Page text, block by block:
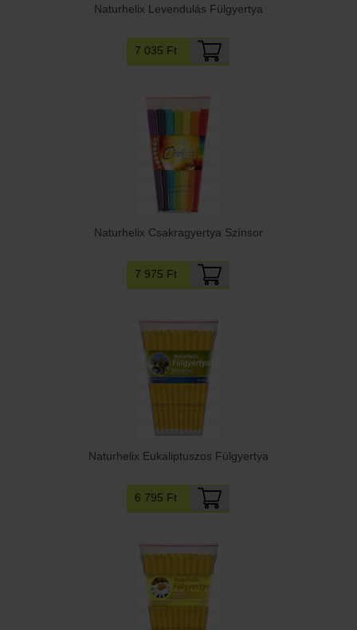
Naturhelix Levendulás Fülgyertya
7 035 Ft
Naturhelix Csakragyertya Színsor
7 975 Ft
Naturhelix Eukaliptuszos Fülgyertya
6 795 Ft